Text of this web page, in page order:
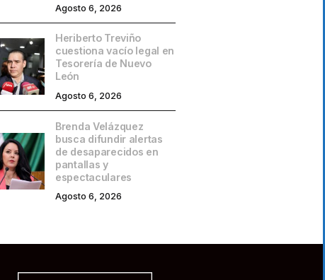
Agosto 6, 2026
Heriberto Treviño
cuestiona vacío legal en
Tesorería de Nuevo
León
Agosto 6, 2026
Brenda Velázquez
busca difundir alertas
de desaparecidos en
pantallas y
espectaculares
Agosto 6, 2026